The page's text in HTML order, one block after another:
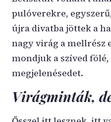
pulóverekre,
újra divatba jöttek a
nagy virág a mellrész
mondjuk a szíved
megjelenésedet.
Virágminták,